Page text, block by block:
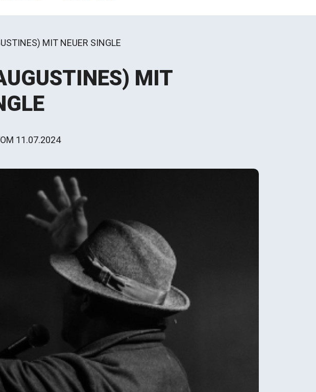
MIT NEUER SINGLE
MIT
11.07.2024